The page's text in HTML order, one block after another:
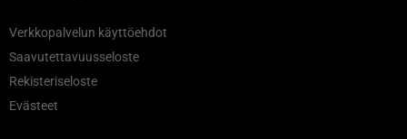
Verkkopalvelun käyttöehdot
Saavutettavuusseloste
Rekisteriseloste
Evästeet